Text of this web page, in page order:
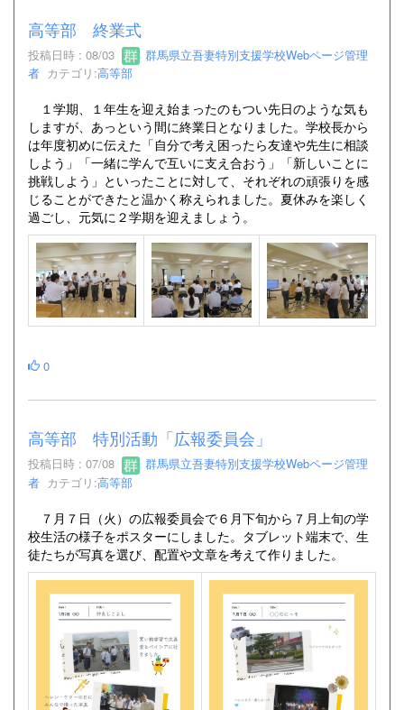
高等部 終業式
投稿日時 : 08/03
群馬県立吾妻特別支援学校Webページ管理
者 カテゴリ:高等部
１学期、１年生を迎え始まったのもつい先日のような気も
しますが、あっという間に終業日となりました。学校長から
は年度初めに伝えた「自分で考え困ったら友達や先生に相談
しよう」「一緒に学んで互いに支え合おう」「新しいことに
挑戦しよう」といったことに対して、それぞれの頑張りを感
じることができたと温かく称えられました。夏休みを楽しく
過ごし、元気に２学期を迎えましょう。
0
高等部 特別活動「広報委員会」
投稿日時 : 07/08
群馬県立吾妻特別支援学校Webページ管理
者 カテゴリ:高等部
７月７日（火）の広報委員会で６月下旬から７月上旬の学
校生活の様子をポスターにしました。タブレット端末で、生
徒たちが写真を選び、配置や文章を考えて作りました。